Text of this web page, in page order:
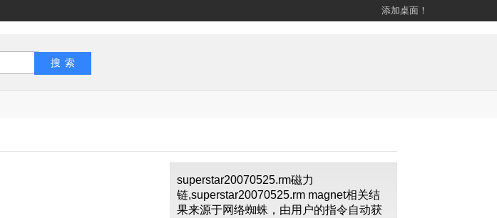
添加桌面！
superstar20070525.rm磁力
链,superstar20070525.rm magnet相关结
果来源于网络蜘蛛，由用户的指令自动获